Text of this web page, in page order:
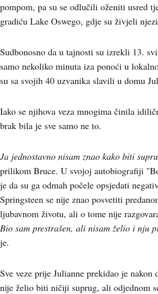
pompom, pa su se odlučili oženiti usred
gradiću Lake Oswego, gdje su živjeli
Sudbonosno da u tajnosti su izrekli 13.
samo nekoliko minuta iza ponoći u
su sa svojih 40 uzvanika slavili u domu
Iako se njihova veza mnogima činila
brak bila je sve samo ne to.
Ja jednostavno nisam znao kako biti
prilikom Bruce. U svojoj autobiografiji
je da su ga odmah počele opsjedati
Springsteen se nije znao posvetiti
ljubavnom životu, ali o tome nije
Bio sam prestrašen, ali nisam želio i nju
je.
Sve veze prije Julianne prekidao je
nije želio biti ničiji suprug, ali odjednom